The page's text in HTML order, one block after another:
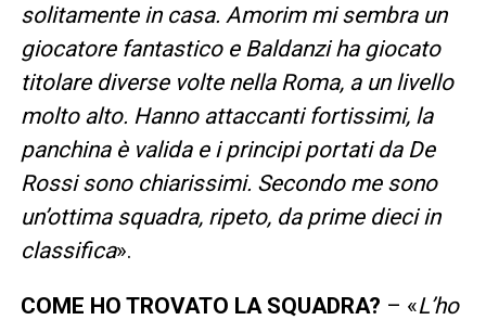
solitamente in casa. Amorim mi sembra un
giocatore fantastico e Baldanzi ha giocato
titolare diverse volte nella Roma, a un livello
molto alto. Hanno attaccanti fortissimi, la
panchina è valida e i principi portati da De
Rossi sono chiarissimi. Secondo me sono
un’ottima squadra, ripeto, da prime dieci in
classifica».
COME HO TROVATO LA SQUADRA? – «L’ho